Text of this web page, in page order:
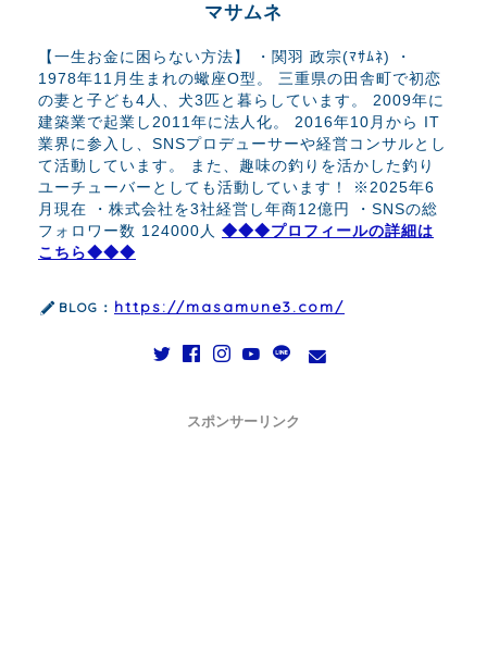
マサムネ
【一生お金に困らない方法】 ・関羽 政宗(ﾏｻﾑﾈ) ・
1978年11月生まれの蠍座O型。 三重県の田舎町で初恋
の妻と子ども4人、犬3匹と暮らしています。 2009年に
建築業で起業し2011年に法人化。 2016年10月から IT
業界に参入し、SNSプロデューサーや経営コンサルとし
て活動しています。 また、趣味の釣りを活かした釣り
ユーチューバーとしても活動しています！ ※2025年6
月現在 ・株式会社を3社経営し年商12億円 ・SNSの総
フォロワー数 124000人 ◆◆◆プロフィールの詳細は
こちら◆◆◆
BLOG： https://masamune3.com/
スポンサーリンク